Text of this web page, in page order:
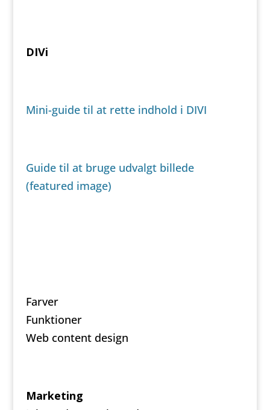
DIVi
Mini-guide til at rette indhold i DIVI
Guide til at bruge udvalgt billede
(featured image)
Farver
Funktioner
Web content design
Marketing